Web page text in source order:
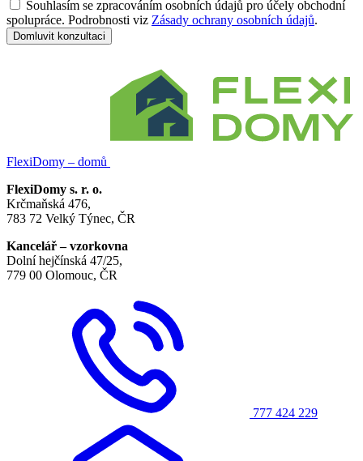
Souhlasím se zpracováním osobních údajů pro účely obchodní
spolupráce. Podrobnosti viz Zásady ochrany osobních údajů.
Domluvit konzultaci
FlexiDomy – domů
FlexiDomy s. r. o.
Krčmaňská 476,
783 72 Velký Týnec, ČR
Kancelář – vzorkovna
Dolní hejčínská 47/25,
779 00 Olomouc, ČR
777 424 229